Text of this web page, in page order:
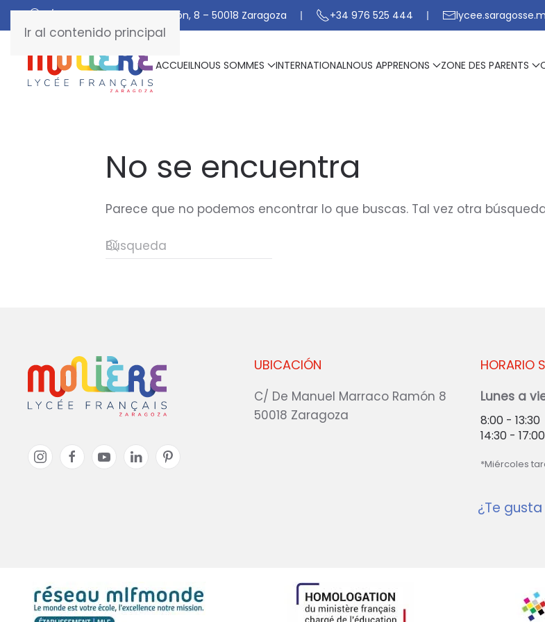
Ir al contenido principal
C/ De Manuel Marraco Ramón, 8 – 50018 Zaragoza +34 976 525 444
ACCUEILNOUS SOMMES INTERNATIONALNOUS APPRENONS ZONE DES PARENTS
No se encuentra
Parece que no podemos encontrar lo que buscas. Tal vez otra
UBICACIÓN
C/ De Manuel Marraco Ramón 8
50018 Zaragoza
HORARIO
Lunes a
8:00 - 13:30
14:30 -
*Miércoles
¿Te gusta